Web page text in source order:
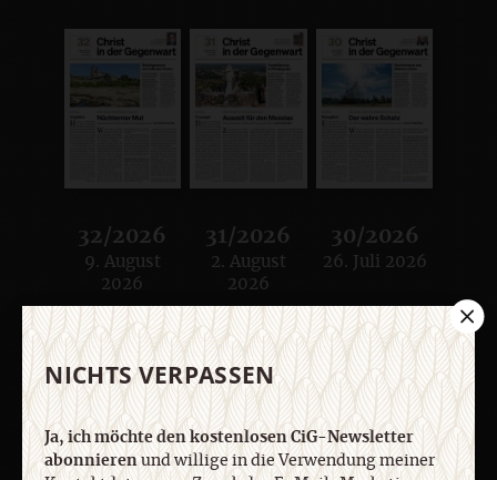
32/2026
:
9. August
2026
Zum Heft
31/2026
:
2. August
2026
Zum Heft
30/2026
:
26. Juli 2026
Zum Heft
NICHTS VERPASSEN
Ja, ich möchte den kostenlosen CiG-Newsletter
abonnierenund willige in die Verwendung meiner